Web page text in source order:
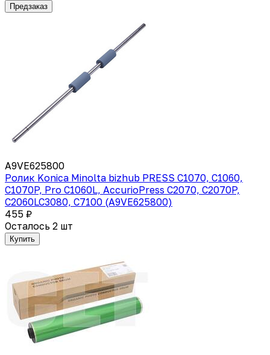
Предзаказ
A9VE625800
Ролик Konica Minolta bizhub PRESS C1070, С1060,
С1070P, Pro C1060L, AccurioPress C2070, C2070P,
C2060LC3080, C7100 (A9VE625800)
455 ₽
Осталось 2 шт
Купить